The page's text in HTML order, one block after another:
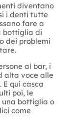
diventano
i denti tutte
fare a
bottiglia di
dei problemi
al bar, i
alta voce alle
qui casca
poi, le
bottiglia o
come